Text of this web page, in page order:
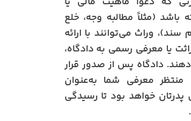
باشد (مثلاً مطالبه وجه، خلع
سند)، وراث می‌توانند با ارائه
یا معرفی رسمی به دادگاه،
دادگاه پس از صدور قرار
منتظر معرفی شما به‌عنوان
پدرتان خواهد بود تا رسیدگی